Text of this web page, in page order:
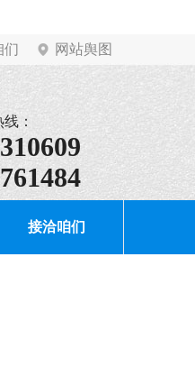
们 网站舆图
：
接洽咱们